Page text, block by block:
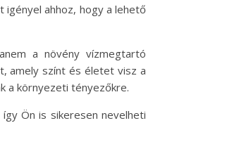
ahhoz, hogy a lehető
a növény vízmegtartó
amely színt és életet visz a
a környezeti tényezőkre.
Ön is sikeresen nevelheti